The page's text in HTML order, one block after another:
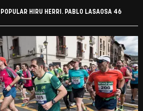
HIRU HERRI. PABLO LASAOSA 46